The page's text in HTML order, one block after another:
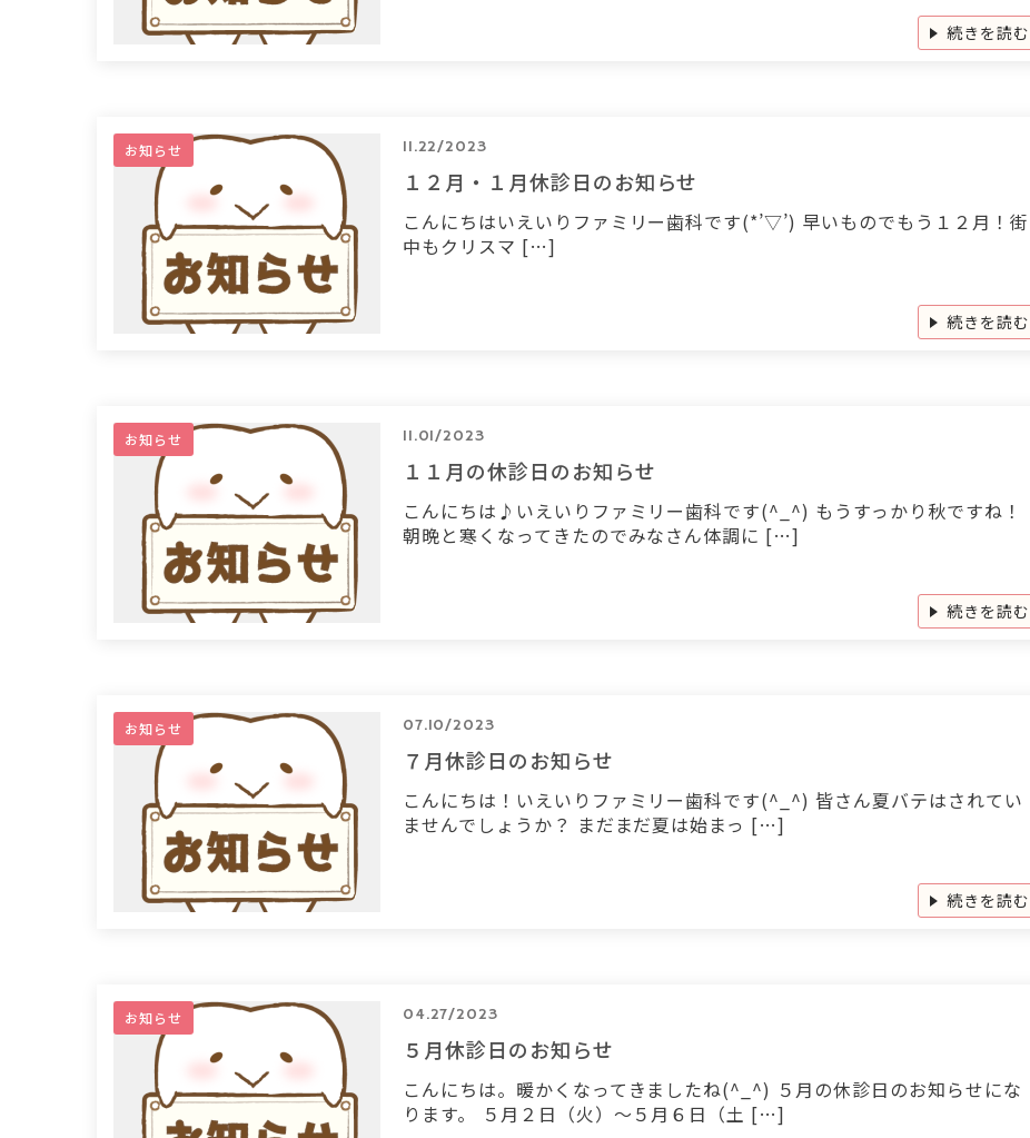
続きを読む
お知らせ 11.22/2023
１２月・１月休診日のお知らせ
こんにちはいえいりファミリー歯科です(*’▽’) 早いものでもう１２月！街
中もクリスマ […]
続きを読む
お知らせ 11.01/2023
１１月の休診日のお知らせ
こんにちは♪いえいりファミリー歯科です(^_^) もうすっかり秋ですね！
朝晩と寒くなってきたのでみなさん体調に […]
続きを読む
お知らせ 07.10/2023
７月休診日のお知らせ
こんにちは！いえいりファミリー歯科です(^_^) 皆さん夏バテはされてい
ませんでしょうか？ まだまだ夏は始まっ […]
続きを読む
お知らせ 04.27/2023
５月休診日のお知らせ
こんにちは。暖かくなってきましたね(^_^) ５月の休診日のお知らせにな
ります。 ５月２日（火）～５月６日（土 […]